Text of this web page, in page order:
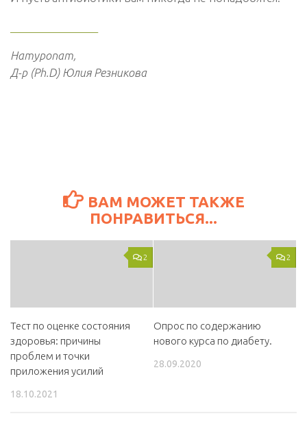
Натуропат,
Д-р (Ph.D) Юлия Резникова
ВАМ МОЖЕТ ТАКЖЕ
ПОНРАВИТЬСЯ...
2
Тест по оценке состояния
здоровья: причины
проблем и точки
приложения усилий
18.10.2021
2
Опрос по содержанию
нового курса по диабету.
28.09.2020